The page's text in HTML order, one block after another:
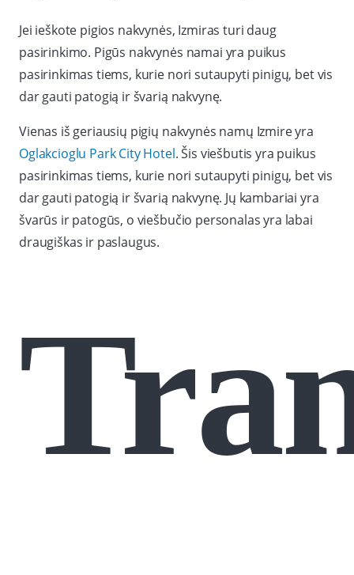
Jei ieškote pigios nakvynės, Izmiras turi daug
pasirinkimo. Pigūs nakvynės namai yra puikus
pasirinkimas tiems, kurie nori sutaupyti pinigų, bet vis
dar gauti patogią ir švarią nakvynę.
Vienas iš geriausių pigių nakvynės namų Izmire yra
Oglakcioglu Park City Hotel. Šis viešbutis yra puikus
pasirinkimas tiems, kurie nori sutaupyti pinigų, bet vis
dar gauti patogią ir švarią nakvynę. Jų kambariai yra
švarūs ir patogūs, o viešbučio personalas yra labai
draugiškas ir paslaugus.